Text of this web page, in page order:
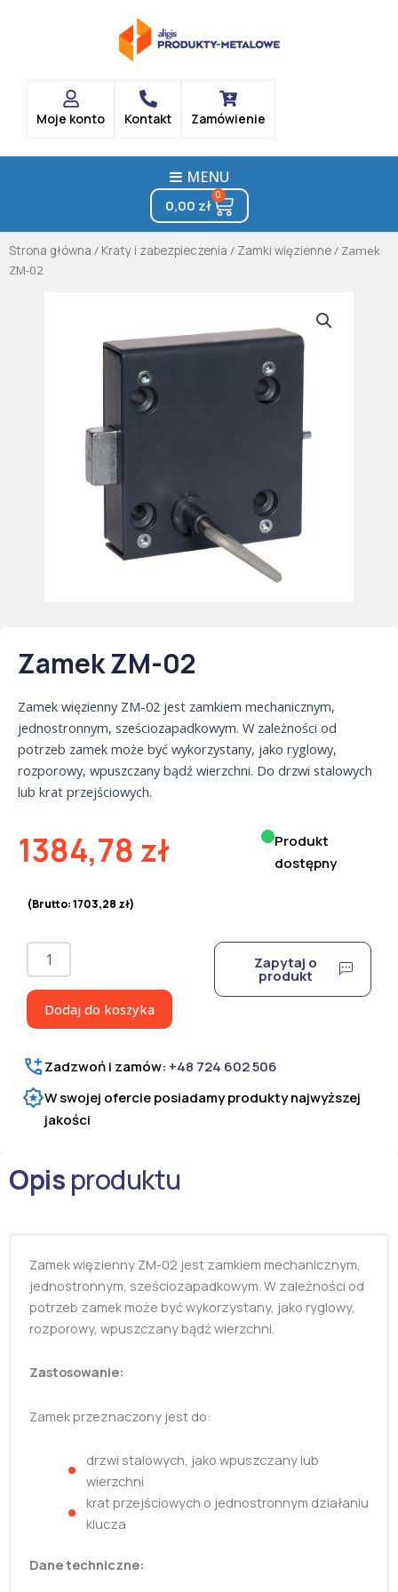
Moje konto Kontakt Zamówienie
MENU
0,00 zł
0
Cart
Strona główna / Kraty i zabezpieczenia / Zamki więzienne/ Zamek
ZM-02
Zamek ZM-02
Zamek więzienny ZM-02 jest zamkiem mechanicznym,
jednostronnym, sześciozapadkowym. W zależności od
potrzeb zamek może być wykorzystany, jako ryglowy,
rozporowy, wpuszczany bądź wierzchni. Do drzwi stalowych
lub krat przejściowych.
1384,78 zł
(Brutto:1703,28 zł)
Produkt
dostępny
ilość
Zamek
02
Dodaj do koszyka
Zapytaj o
produkt
Zadzwoń i zamów: +48 724 602 506
W swojej ofercie posiadamy produkty najwyższej
jakości
Opisproduktu
Zamek więzienny ZM-02 jest zamkiem mechanicznym,
jednostronnym, sześciozapadkowym. W zależności od
potrzeb zamek może być wykorzystany, jako ryglowy,
rozporowy, wpuszczany bądź wierzchni.
Zastosowanie:
Zamek przeznaczony jest do:
drzwi stalowych, jako wpuszczany lub
wierzchni
krat przejściowych o jednostronnym działaniu
klucza
Dane techniczne: